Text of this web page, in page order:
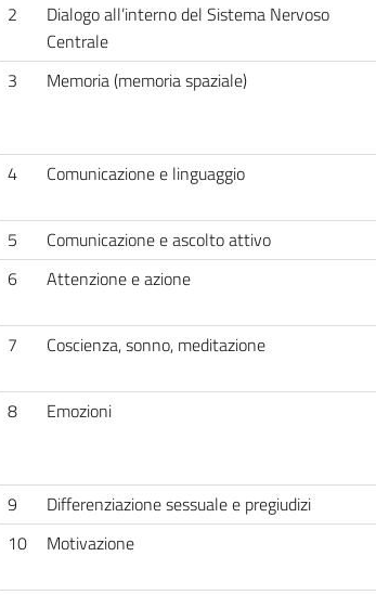
2
Dialogo all’interno del Sistema Nervoso
Centrale
3 Memoria (memoria spaziale)
4
Comunicazione e linguaggio
5
Comunicazione e ascolto attivo
6
Attenzione e azione
7
Coscienza, sonno, meditazione
8
Emozioni
9
Differenziazione sessuale e pregiudizi
10
Motivazione